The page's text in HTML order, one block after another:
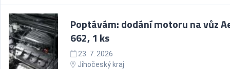
Poptávám: dodání motoru na vůz
662, 1 ks
23. 7. 2026
Jihočeský kraj